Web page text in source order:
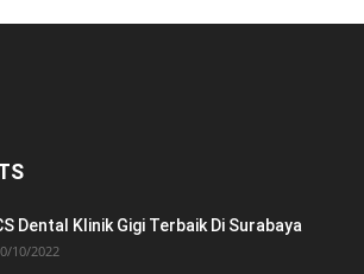
Dental Klinik Gigi Terbaik Di Surabaya
10/2022